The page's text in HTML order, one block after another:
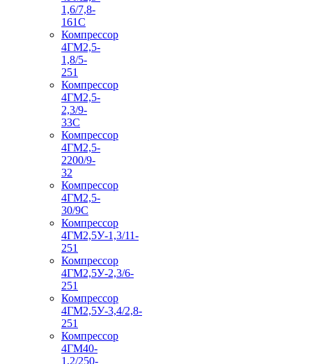
1,6/7,8-
161С
Компрессор
4ГМ2,5-
1,8/5-
251
Компрессор
4ГМ2,5-
2,3/9-
33С
Компрессор
4ГМ2,5-
2200/9-
32
Компрессор
4ГМ2,5-
30/9С
Компрессор
4ГМ2,5У-1,3/11-
251
Компрессор
4ГМ2,5У-2,3/6-
251
Компрессор
4ГМ2,5У-3,4/2,8-
251
Компрессор
4ГМ40-
1,2/250-